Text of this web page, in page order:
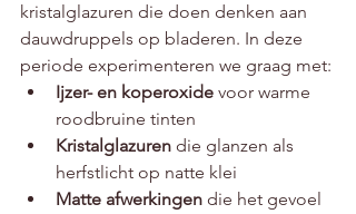
kristalglazuren die doen denken aan
dauwdruppels op bladeren. In deze
periode experimenteren we graag met:
Ijzer- en koperoxide voor warme
roodbruine tinten
Kristalglazuren die glanzen als
herfstlicht op natte klei
Matte afwerkingen die het gevoel